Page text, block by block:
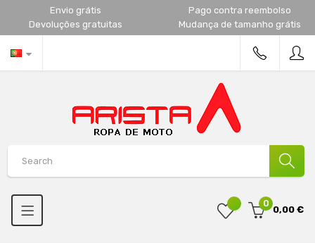
Envio grátis
Pago contra reembolso
Devoluções gratuitas
Mudança de tamanho grátis
0
0,00 €